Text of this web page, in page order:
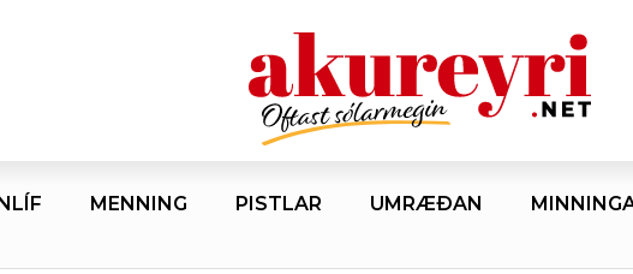
MENNING PISTLAR UMRÆÐAN